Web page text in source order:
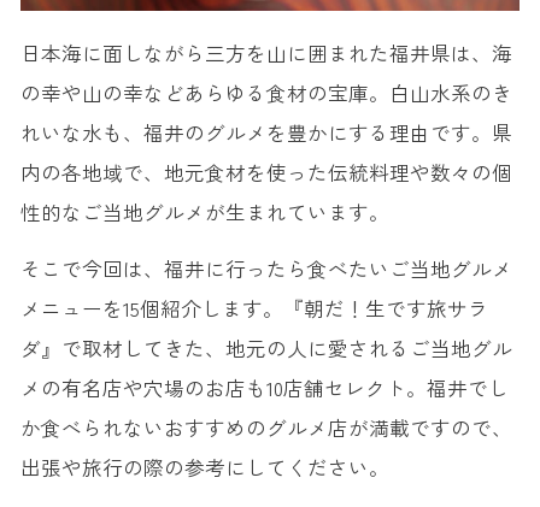
日本海に面しながら三方を山に囲まれた福井県は、海
の幸や山の幸などあらゆる食材の宝庫。白山水系のき
れいな水も、福井のグルメを豊かにする理由です。県
内の各地域で、地元食材を使った伝統料理や数々の個
性的なご当地グルメが生まれています。
そこで今回は、福井に行ったら食べたいご当地グルメ
メニューを15個紹介します。『朝だ！生です旅サラ
ダ』で取材してきた、地元の人に愛されるご当地グル
メの有名店や穴場のお店も10店舗セレクト。福井でし
か食べられないおすすめのグルメ店が満載ですので、
出張や旅行の際の参考にしてください。